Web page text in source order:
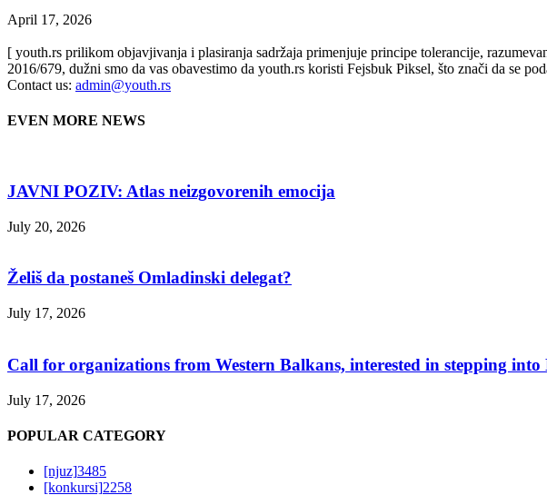
April 17, 2026
[ youth.rs prilikom objavjivanja i plasiranja sadržaja primenjuje principe tolerancije,
2016/679, dužni smo da vas obavestimo da youth.rs koristi Fejsbuk Piksel, što znači da se
Contact us: admin@youth.rs
EVEN MORE NEWS
JAVNI POZIV: Atlas neizgovorenih emocija
July 20, 2026
Želiš da postaneš Omladinski delegat?
July 17, 2026
Call for organizations from Western Balkans, interested in stepping into
July 17, 2026
POPULAR CATEGORY
[njuz]3485
[konkursi]2258